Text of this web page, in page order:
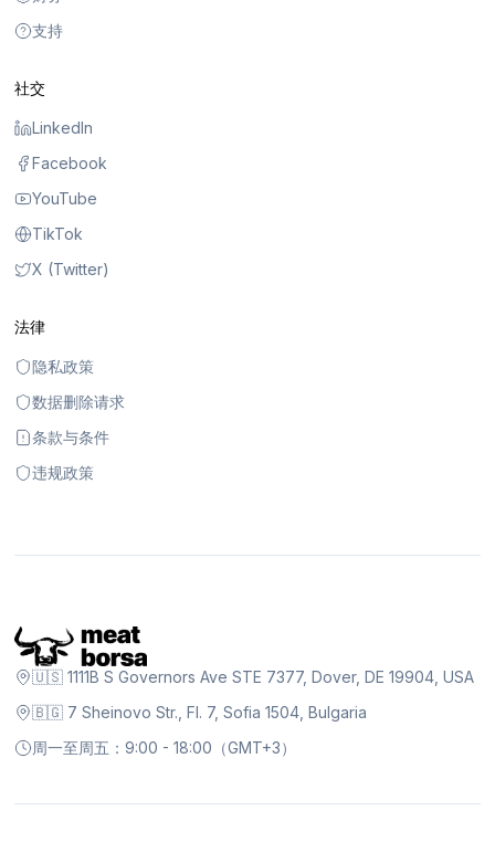
支持
社交
LinkedIn
Facebook
YouTube
TikTok
X (Twitter)
法律
隐私政策
数据删除请求
条款与条件
违规政策
🇺🇸 1111B S Governors Ave STE 7377, Dover, DE 19904, USA
🇧🇬 7 Sheinovo Str., Fl. 7, Sofia 1504, Bulgaria
周一至周五：9:00 - 18:00（GMT+3）